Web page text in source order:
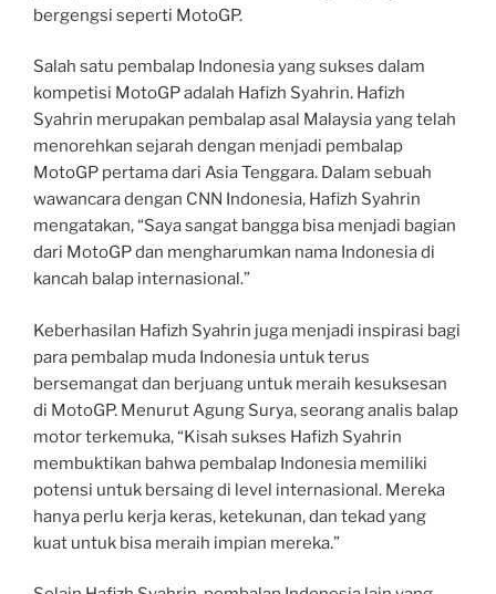
bergengsi seperti MotoGP.
Salah satu pembalap Indonesia yang sukses dalam
kompetisi MotoGP adalah Hafizh Syahrin. Hafizh
Syahrin merupakan pembalap asal Malaysia yang telah
menorehkan sejarah dengan menjadi pembalap
MotoGP pertama dari Asia Tenggara. Dalam sebuah
wawancara dengan CNN Indonesia, Hafizh Syahrin
mengatakan, “Saya sangat bangga bisa menjadi bagian
dari MotoGP dan mengharumkan nama Indonesia di
kancah balap internasional.”
Keberhasilan Hafizh Syahrin juga menjadi inspirasi bagi
para pembalap muda Indonesia untuk terus
bersemangat dan berjuang untuk meraih kesuksesan
di MotoGP. Menurut Agung Surya, seorang analis balap
motor terkemuka, “Kisah sukses Hafizh Syahrin
membuktikan bahwa pembalap Indonesia memiliki
potensi untuk bersaing di level internasional. Mereka
hanya perlu kerja keras, ketekunan, dan tekad yang
kuat untuk bisa meraih impian mereka.”